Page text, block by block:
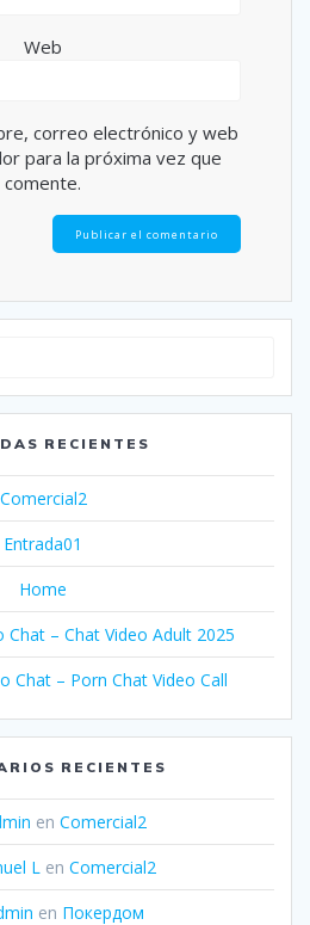
Web
correo electrónico y web
para la próxima vez que
comente.
RECIENTES
Comercial2
Entrada01
Home
Chat – Chat Video Adult 2025
Chat – Porn Chat Video Call
RECIENTES
en Comercial2
L en Comercial2
en Покердом